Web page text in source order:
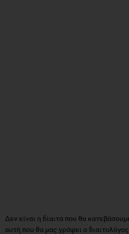
Δεν είναι η δίαιτα που θα
αυτή που θα μας γράψει ο